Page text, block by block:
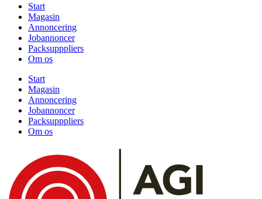
Start
Magasin
Annoncering
Jobannoncer
Packsupppliers
Om os
Start
Magasin
Annoncering
Jobannoncer
Packsupppliers
Om os